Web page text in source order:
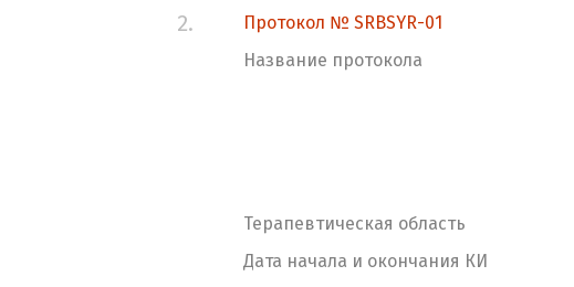
2.
Протокол № SRBSYR-01
Название протокола
Терапевтическая область
Дата начала и окончания КИ